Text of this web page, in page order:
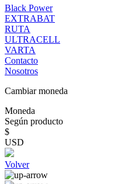
Black Power
EXTRABAT
RUTA
ULTRACELL
VARTA
Contacto
Nosotros
Cambiar moneda
Moneda
Según producto
$
USD
Volver